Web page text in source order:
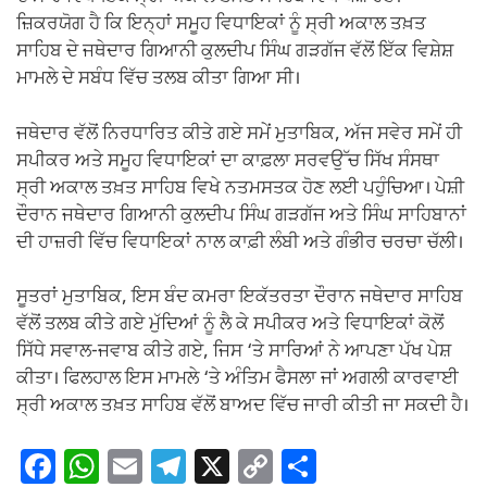
ਜ਼ਿਕਰਯੋਗ ਹੈ ਕਿ ਇਨ੍ਹਾਂ ਸਮੂਹ ਵਿਧਾਇਕਾਂ ਨੂੰ ਸ੍ਰੀ ਅਕਾਲ ਤਖ਼ਤ
ਸਾਹਿਬ ਦੇ ਜਥੇਦਾਰ ਗਿਆਨੀ ਕੁਲਦੀਪ ਸਿੰਘ ਗੜਗੱਜ ਵੱਲੋਂ ਇੱਕ ਵਿਸ਼ੇਸ਼
ਮਾਮਲੇ ਦੇ ਸਬੰਧ ਵਿੱਚ ਤਲਬ ਕੀਤਾ ਗਿਆ ਸੀ।
ਜਥੇਦਾਰ ਵੱਲੋਂ ਨਿਰਧਾਰਿਤ ਕੀਤੇ ਗਏ ਸਮੇਂ ਮੁਤਾਬਿਕ, ਅੱਜ ਸਵੇਰ ਸਮੇਂ ਹੀ
ਸਪੀਕਰ ਅਤੇ ਸਮੂਹ ਵਿਧਾਇਕਾਂ ਦਾ ਕਾਫ਼ਲਾ ਸਰਵਉੱਚ ਸਿੱਖ ਸੰਸਥਾ
ਸ੍ਰੀ ਅਕਾਲ ਤਖ਼ਤ ਸਾਹਿਬ ਵਿਖੇ ਨਤਮਸਤਕ ਹੋਣ ਲਈ ਪਹੁੰਚਿਆ। ਪੇਸ਼ੀ
ਦੌਰਾਨ ਜਥੇਦਾਰ ਗਿਆਨੀ ਕੁਲਦੀਪ ਸਿੰਘ ਗੜਗੱਜ ਅਤੇ ਸਿੰਘ ਸਾਹਿਬਾਨਾਂ
ਦੀ ਹਾਜ਼ਰੀ ਵਿੱਚ ਵਿਧਾਇਕਾਂ ਨਾਲ ਕਾਫ਼ੀ ਲੰਬੀ ਅਤੇ ਗੰਭੀਰ ਚਰਚਾ ਚੱਲੀ।
ਸੂਤਰਾਂ ਮੁਤਾਬਿਕ, ਇਸ ਬੰਦ ਕਮਰਾ ਇਕੱਤਰਤਾ ਦੌਰਾਨ ਜਥੇਦਾਰ ਸਾਹਿਬ
ਵੱਲੋਂ ਤਲਬ ਕੀਤੇ ਗਏ ਮੁੱਦਿਆਂ ਨੂੰ ਲੈ ਕੇ ਸਪੀਕਰ ਅਤੇ ਵਿਧਾਇਕਾਂ ਕੋਲੋਂ
ਸਿੱਧੇ ਸਵਾਲ-ਜਵਾਬ ਕੀਤੇ ਗਏ, ਜਿਸ ‘ਤੇ ਸਾਰਿਆਂ ਨੇ ਆਪਣਾ ਪੱਖ ਪੇਸ਼
ਕੀਤਾ। ਫਿਲਹਾਲ ਇਸ ਮਾਮਲੇ ‘ਤੇ ਅੰਤਿਮ ਫੈਸਲਾ ਜਾਂ ਅਗਲੀ ਕਾਰਵਾਈ
ਸ੍ਰੀ ਅਕਾਲ ਤਖ਼ਤ ਸਾਹਿਬ ਵੱਲੋਂ ਬਾਅਦ ਵਿੱਚ ਜਾਰੀ ਕੀਤੀ ਜਾ ਸਕਦੀ ਹੈ।
F W E T X C